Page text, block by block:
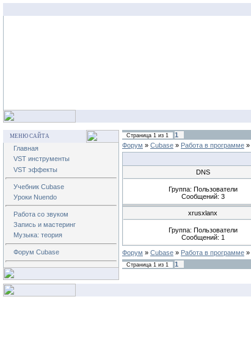
МЕНЮ САЙТА
Главная
VST инструменты
VST эффекты
Учебник Cubase
Уроки Nuendo
Работа со звуком
Запись и мастеринг
Музыка: теория
Форум Cubase
Страница 1 из 1
1
Форум » Cubase » Работа в программе »
DNS
Группа: Пользователи
Сообщений: 3
xrusxlanx
Группа: Пользователи
Сообщений: 1
Форум » Cubase » Работа в программе »
Страница 1 из 1 1